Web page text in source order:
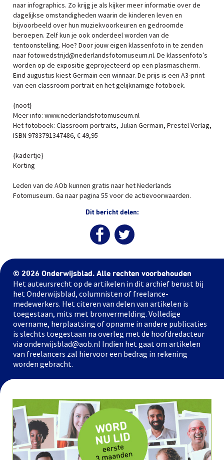
naar infographics. Zo krijg je als kijker meer informatie over de
dagelijkse omstandigheden waarin de kinderen leven en
bijvoorbeeld over hun muziekvoorkeuren en gedroomde
beroepen. Zelf kun je ook onderdeel worden van de
tentoonstelling. Hoe? Door jouw eigen klassenfoto in te zenden
naar fotowedstrijd@nederlandsfotomuseum.nl. De klassenfoto’s
worden op de expositie geprojecteerd op een plasmascherm.
Eind augustus kiest Germain een winnaar. De prijs is een A3-print
van een classroom portrait en het gelijknamige fotoboek.
{noot}
Meer info: www.nederlandsfotomuseum.nl
Het fotoboek: Classroom portraits, Julian Germain, Prestel Verlag,
ISBN 9783791347486, € 49,95
{kadertje}
Korting
Leden van de AOb kunnen gratis naar het Nederlands
Fotomuseum. Ga naar pagina 55 voor de actievoorwaarden.
Dit bericht delen:
© 2026 Onderwijsblad. Alle rechten voorbehouden
Het auteursrecht op de artikelen in dit archief berust bij
het Onderwijsblad, columnisten of freelance-
medewerkers. Het citeren van delen van artikelen is
toegestaan, mits met bronvermelding. Volledige
overname, herplaatsing of opname in andere publicaties
is slechts toegestaan na overleg met de hoofdredacteur
via onderwijsblad@aob.nl Indien het gaat om artikelen
van freelancers zal hiervoor een bedrag in rekening
worden gebracht.